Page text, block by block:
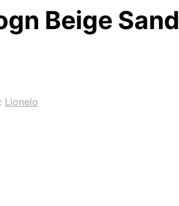
Beige Sand
Lionelo